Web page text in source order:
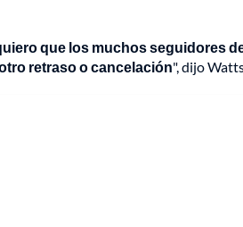
que los muchos seguidores
retraso o cancelación", dijo